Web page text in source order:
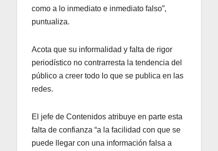
como a lo inmediato e inmediato falso”,
puntualiza.
Acota que su informalidad y falta de rigor
periodístico no contrarresta la tendencia del
público a creer todo lo que se publica en las
redes.
El jefe de Contenidos atribuye en parte esta
falta de confianza “a la facilidad con que se
puede llegar con una información falsa a